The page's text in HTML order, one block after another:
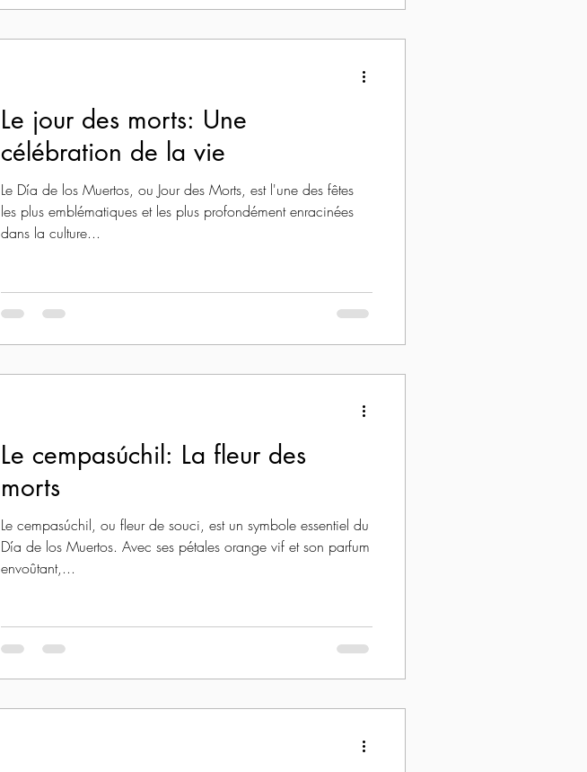
Le jour des morts: Une
célébration de la vie
Le Día de los Muertos, ou Jour des Morts, est l'une des fêtes
les plus emblématiques et les plus profondément enracinées
dans la culture...
Le cempasúchil: La fleur des
morts
Le cempasúchil, ou fleur de souci, est un symbole essentiel du
Día de los Muertos. Avec ses pétales orange vif et son parfum
envoûtant,...